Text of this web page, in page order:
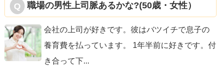
職場の男性上司脈あるかな?(50歳・女性）
会社の上司が好きです。彼はバツイチで息子の
養育費を払っています。 1年半前に好きです。付
き合って下...